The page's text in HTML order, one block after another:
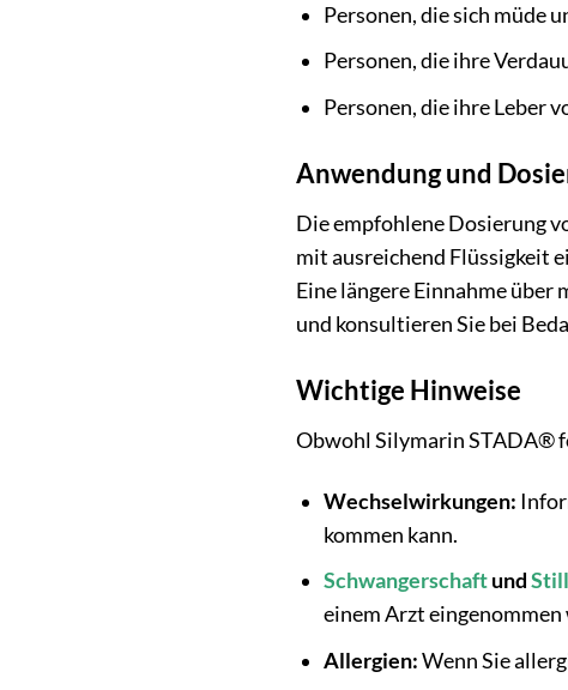
Personen, die sich müde
Personen, die ihre
Personen, die ihre Leber
Anwendung und
Die empfohlene Dosierung
mit ausreichend Flüssigkeit
Eine längere Einnahme über
und konsultieren Sie bei
Wichtige Hinweise
Obwohl Silymarin STADA®
Wechselwirkungen:
kommen kann.
Schwangerschaftund
einem Arzt eingenommen
Allergien:Wenn Sie